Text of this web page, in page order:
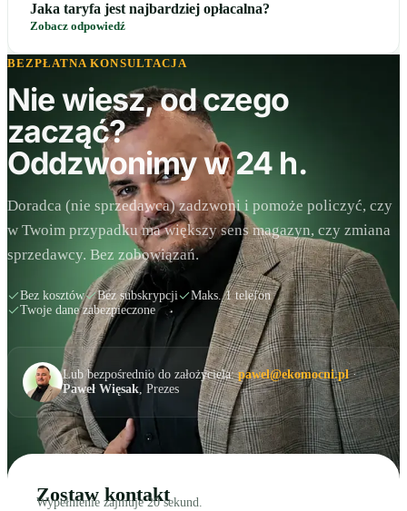
Jaka taryfa jest najbardziej opłacalna?
Zobacz odpowiedź
BEZPŁATNA KONSULTACJA
Nie wiesz, od czego
zacząć?
Oddzwonimy w 24 h.
Doradca (nie sprzedawca) zadzwoni i pomoże policzyć, czy
w Twoim przypadku ma większy sens magazyn, czy zmiana
sprzedawcy. Bez zobowiązań.
Bez kosztów Bez subskrypcji
Maks. 1 telefon
Twoje dane zabezpieczone
Lub bezpośrednio do założyciela:pawel@ekomocni.pl·
Paweł Więsak, Prezes
Zostaw kontakt
Wypełnienie zajmuje 20 sekund.